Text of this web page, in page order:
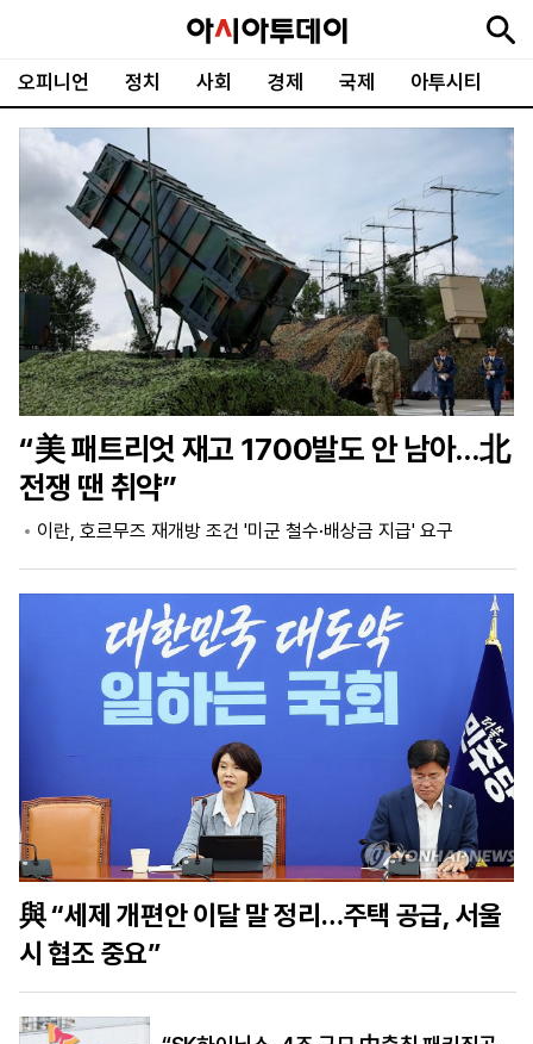
오피니언 정치 사회 경제 국제 아투시티
뉴
최
속
정
사
경
국
오
언
피
아
티
문
스
포
츠
포
ENGLISH
中
文
Tiếng
Việt
지
면
기
신
문
독
후
원
기
제
보
시
회
사
개
앱
설
학
동
문
골
프
“美 패트리엇 재고 1700발도 안 남아…北
전쟁 땐 취약”
이란, 호르무즈 재개방 조건 '미군 철수·배상금 지급' 요구
與 “세제 개편안 이달 말 정리…주택 공급, 서울
시 협조 중요”